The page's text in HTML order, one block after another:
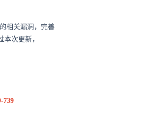
相关漏洞，完善
次更新，
739